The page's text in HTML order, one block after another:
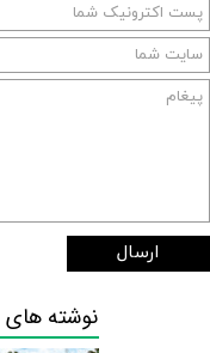
ارسال
نوشته های